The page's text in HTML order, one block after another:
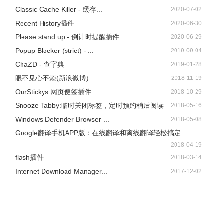
Classic Cache Killer - 缓存... 2020-07-02
Recent History插件 2020-06-30
Please stand up - 倒计时提醒插件 2020-06-29
Popup Blocker (strict) - ... 2019-09-04
ChaZD - 查字典 2019-01-28
眼不见心不烦(新浪微博) 2018-11-19
OurStickys:网页便签插件 2018-10-29
Snooze Tabby:临时关闭标签，定时预约稍后阅读 2018-05-16
Windows Defender Browser ... 2018-05-08
Google翻译手机APP版：在线翻译和离线翻译轻松搞定
2018-04-19
flash插件 2018-03-14
Internet Download Manager... 2017-12-02